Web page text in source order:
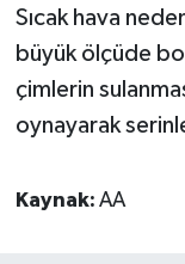
Sıcak hava
büyük ölçüde
çimlerin
oynayarak
Kaynak: AA